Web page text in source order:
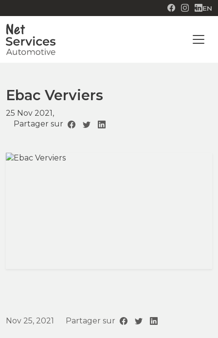
EN
Ebac Verviers
25 Nov 2021,
Partager sur
Nov 25, 2021 Partager sur